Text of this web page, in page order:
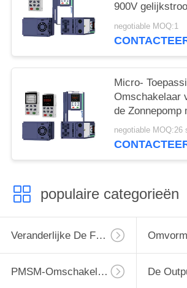
900V
Zonnepomp
negotiable MOQ:1
Micro-
Omschakelaar
de Zonnepomp
Efficiënte
negotiable MOQ:26
populaire categorieën
Veranderlijke De Frequentieaandrijving Van VFD
PMSM-Omschakelaar